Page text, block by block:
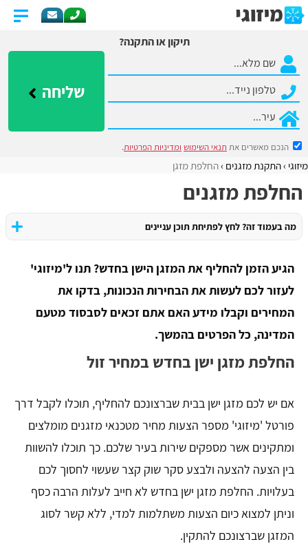
תיקון או התקנה?
שליחה
הנכם מאשרים את תנאי השימוש ומדיניות הפרטיות.
מיזוגי התקנת מזגנים החלפת מזגן
החלפת מזגנים
מה בעמוד זה? לחץ לפתיחת תוכן עניינים
הגיע הזמן להחליף את המזגן הישן בחדש? תנו ל'מיזוגי'
לעזור לכם לעשות את הבחירות הנכונות, בדקו את
המחירים וקבלו מידע האם אתם זכאים לסבסוד מטעם
המדינה, כל הפרטים בהמשך.
החלפת מזגן ישן בחדש במחיר זול
אם יש לכם מזגן ישן בבית שברצונכם להחליף, תוכלו לקבל דרך
פורטל 'מיזוגי' מספר הצעות מחיר מטכנאי מזגנים מומלצים
ומתקינים אשר מספקים שירות בעיר שלכם. כך תוכלו להשוות
בין הצעה להצעה ולבצע סקר שוק קצר שעשוי לחסוך לכם
בעלויות. החלפת מזגן ישן בחדש לא חייב לעלות הרבה כסף
וניתן למצוא כיום הצעות משתלמות למדי, ללא קשר לסוג
המזגן שברצונכם להתקין.